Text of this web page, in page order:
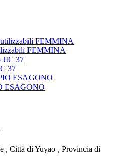
FEMMINA
37
ESAGONO
, Città di Yuyao , Provincia di